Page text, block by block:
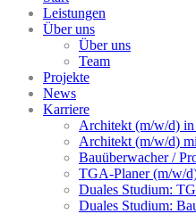
Leistungen
Über uns
Über uns
Team
Projekte
News
Karriere
Architekt (m/w/d)
Architekt (m/w/d)
Bauüberwacher /
TGA-Planer (m/w/
Duales Studium:
Duales Studium: